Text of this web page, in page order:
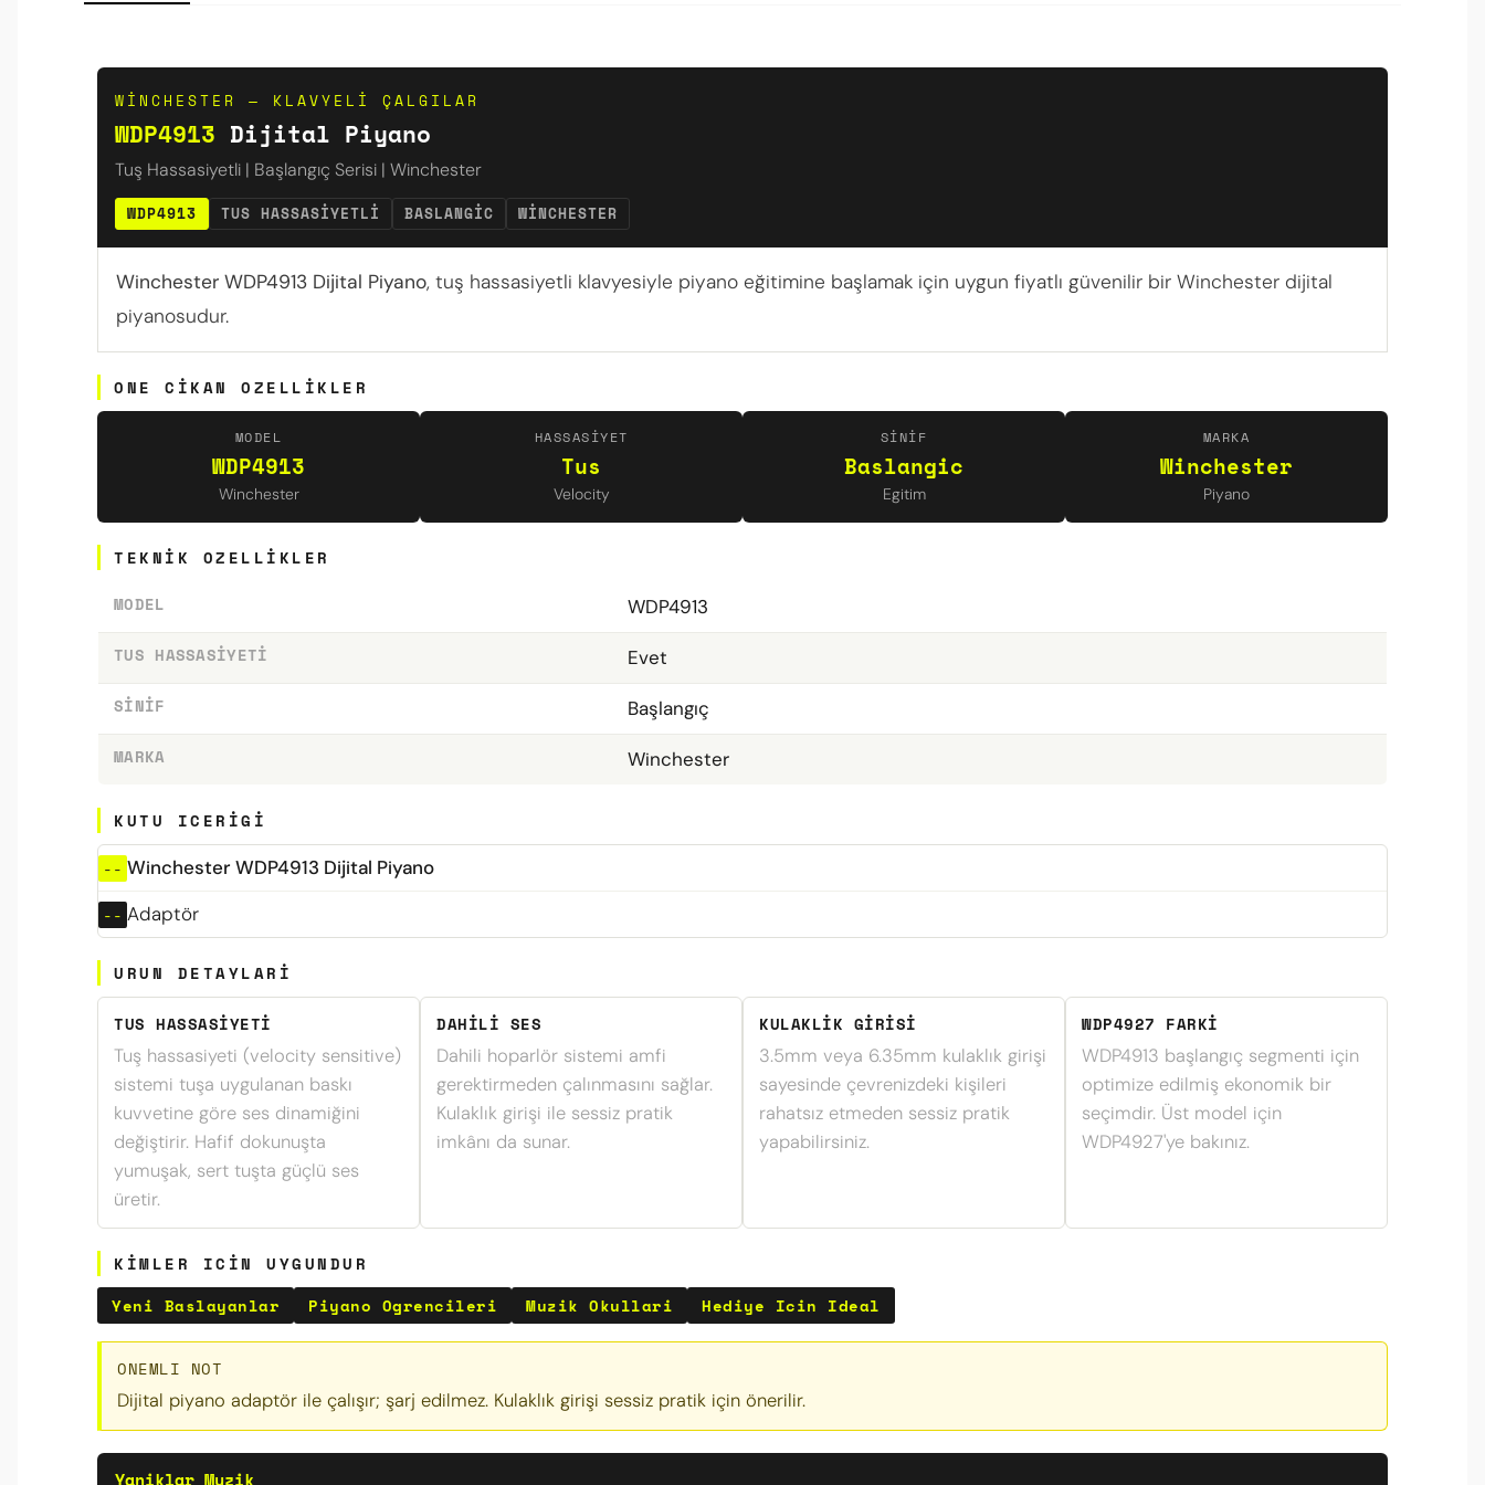
WINCHESTER — KLAVYELI ÇALGILAR
WDP4913 Dijital Piyano
Tuş Hassasiyetli | Başlangıç Serisi | Winchester
WDP4913 TUS HASSASIYETLI BASLANGIC WINCHESTER
Winchester WDP4913 Dijital Piyano, tuş hassasiyetli klavyesiyle piyano eğitimine başlamak için uygun fiyatlı güvenilir bir Winchester dijital
piyanosudur.
ONE CIKAN OZELLIKLER
MODEL
WDP4913
Winchester
HASSASIYET
Tus
Velocity
SINIF
Baslangic
Egitim
MARKA
Winchester
Piyano
TEKNIK OZELLIKLER
MODEL
WDP4913
TUS HASSASIYETI Evet
SINIF Başlangıç
MARKA Winchester
KUTU ICERIGI
Winchester WDP4913 Dijital Piyano
Adaptör
URUN DETAYLARI
TUS HASSASIYETI
Tuş hassasiyeti (velocity sensitive)
sistemi tuşa uygulanan baskı
kuvvetine göre ses dinamiğini
değiştirir. Hafif dokunuşta
yumuşak, sert tuşta güçlü ses
üretir.
DAHILI SES
Dahili hoparlör sistemi amfi
gerektirmeden çalınmasını sağlar.
Kulaklık girişi ile sessiz pratik
imkânı da sunar.
KULAKLIK GIRISI
3.5mm veya 6.35mm kulaklık girişi
sayesinde çevrenizdeki kişileri
rahatsız etmeden sessiz pratik
yapabilirsiniz.
WDP4927 FARKI
WDP4913 başlangıç segmenti için
optimize edilmiş ekonomik bir
seçimdir. Üst model için
WDP4927'ye bakınız.
KIMLER ICIN UYGUNDUR
Yeni Baslayanlar
Piyano Ogrencileri Muzik Okullari Hediye Icin Ideal
ONEMLI NOT
Dijital piyano adaptör ile çalışır; şarj edilmez. Kulaklık girişi sessiz pratik için önerilir.
Yaniklar Muzik